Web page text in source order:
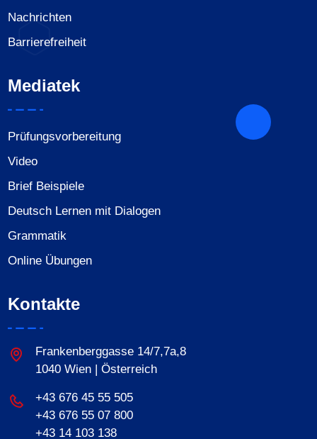
Nachrichten
Barrierefreiheit
Mediatek
Prüfungsvorbereitung
Video
Brief Beispiele
Deutsch Lernen mit Dialogen
Grammatik
Online Übungen
Kontakte
Frankenberggasse 14/7,7a,8
1040 Wien | Österreich
+43 676 45 55 505
+43 676 55 07 800
‎+43 14 103 138